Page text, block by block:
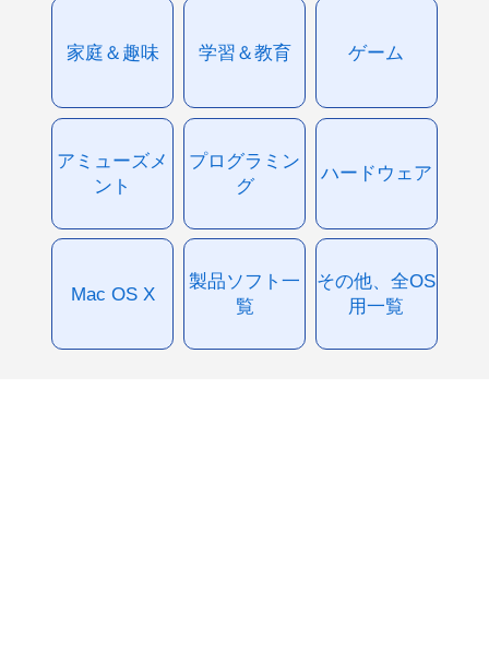
家庭＆趣味 学習＆教育 ゲーム
アミューズメ
ント
プログラミン
グ
ハードウェア
Mac OS X
製品ソフト一
覧
その他、全OS
用一覧